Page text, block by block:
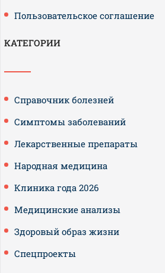
Пользовательское соглашение
КАТЕГОРИИ
Справочник болезней
Симптомы заболеваний
Лекарственные препараты
Народная медицина
Клиника года 2026
Медицинские анализы
Здоровый образ жизни
Спецпроекты